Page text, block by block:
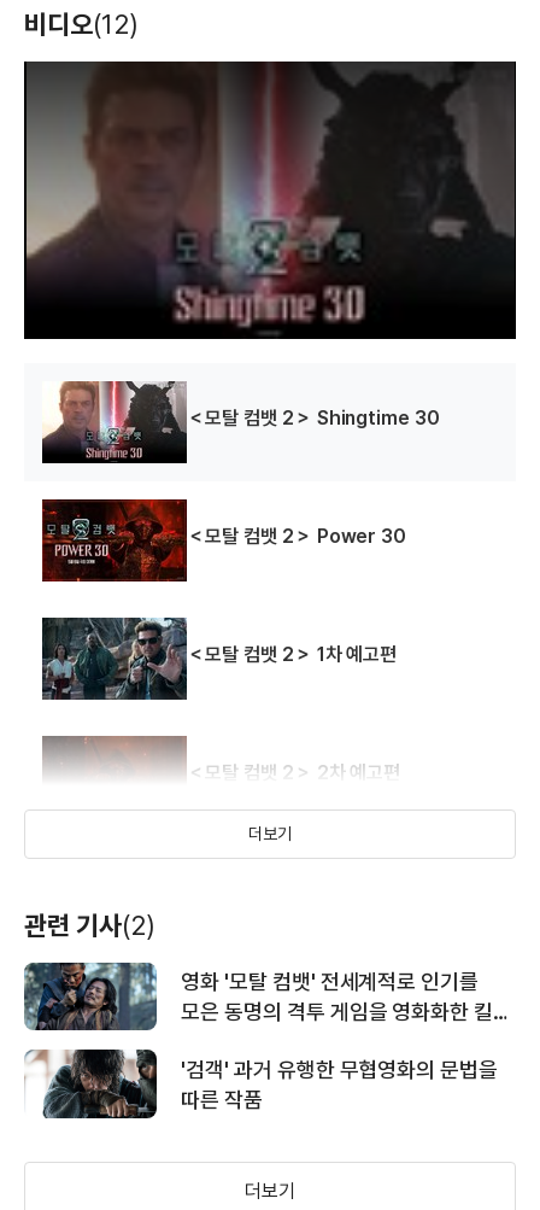
검객
비디오(12)
o
＜모탈 컴뱃 2＞ Shingtime 30
＜모탈 컴뱃 2＞ Power 30
＜모탈 컴뱃 2＞ 1차 예고편
＜모탈 컴뱃 2＞ 2차 예고편
＜모탈 컴뱃＞ 30초 예고편
더보기
관련 기사(2)
영화 '모탈 컴뱃' 전세계적로 인기를
모은 동명의 격투 게임을 영화화한 킬링
'검객' 과거 유행한 무협영화의 문법을
따른 작품
더보기